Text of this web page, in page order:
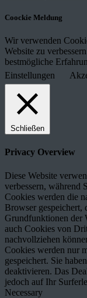
Coockie Meldung
Wir verwenden
Website zu
bestmögliche
Einstellungen
Schließen
Privacy Overview
Diese Website
verbessern, während
Cookies werden die
Browser gespeichert,
Grundfunktionen der
auch Cookies von
nachvollziehen
Cookies werden nur
gespeichert. Sie
deaktivieren. Das
jedoch auf Ihr
Necessary